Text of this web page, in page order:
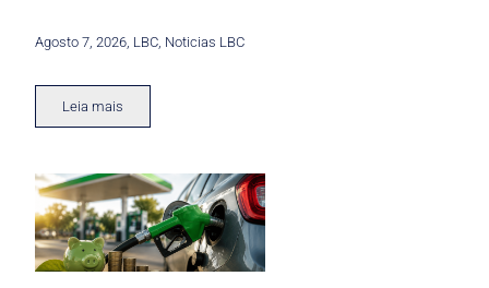
Agosto 7, 2026 LBC Noticias LBC
Leia mais